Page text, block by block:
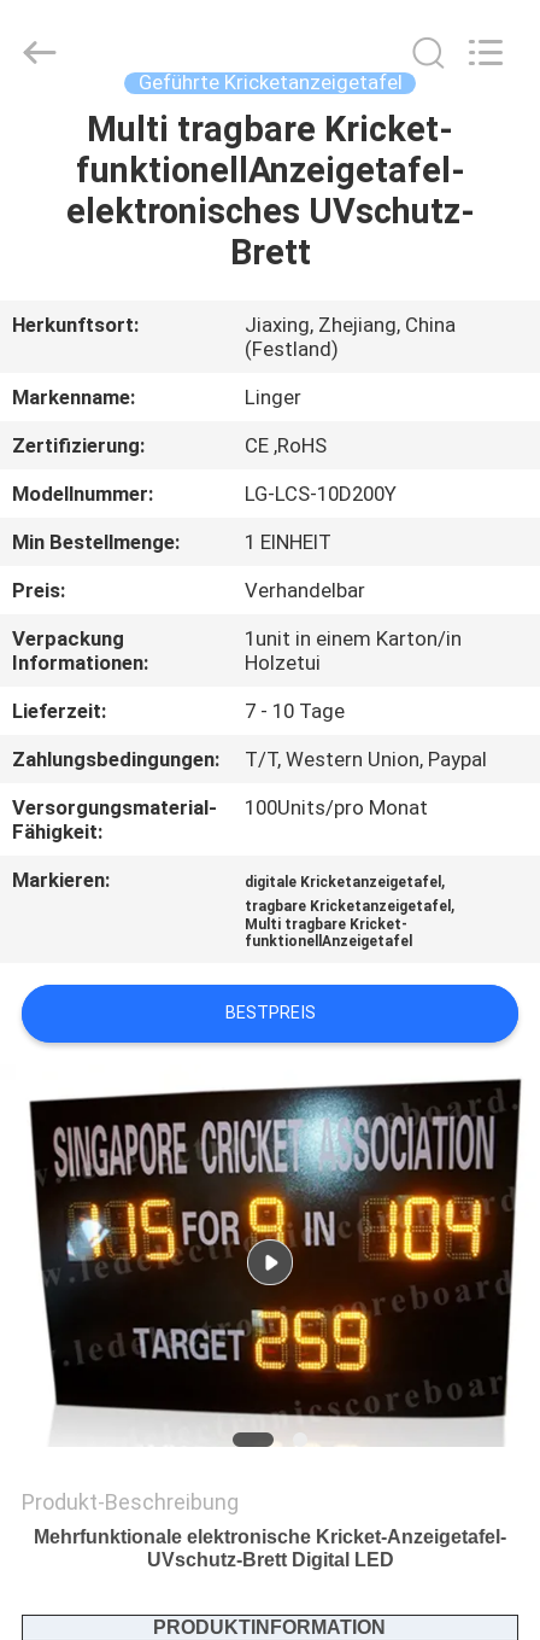
PRODUKTE
UNS
FABRIK-
AUSFLUG
TRETEN
SIE
MIT
UNS
IN
VERBINDUNG
NACHRICHTEN
SIE
EIN
SITEMAP
PRIVACY
POLICY
Technology
Geführte Kricketanzeigetafel
Multi tragbare Kricket-
funktionellAnzeigetafel-
elektronisches UVschutz-
Brett
Herkunftsort:
Jiaxing, Zhejiang, China
(Festland)
Markenname:
Linger
Zertifizierung:
CE ,RoHS
Modellnummer:
LG-LCS-10D200Y
Min Bestellmenge:
1 EINHEIT
Preis:
Verhandelbar
Verpackung
Informationen:
1unit in einem Karton/in
Holzetui
Lieferzeit:
7 - 10 Tage
Zahlungsbedingungen:
T/T, Western Union, Paypal
Versorgungsmaterial-
Fähigkeit:
100Units/pro Monat
Markieren: digitale Kricketanzeigetafel ,
tragbare Kricketanzeigetafel ,
Multi tragbare Kricket-
funktionellAnzeigetafel
BESTPREIS
Produkt-Beschreibung
Mehrfunktionale elektronische Kricket-Anzeigetafel-
UVschutz-Brett Digital LED
PRODUKTINFORMATION